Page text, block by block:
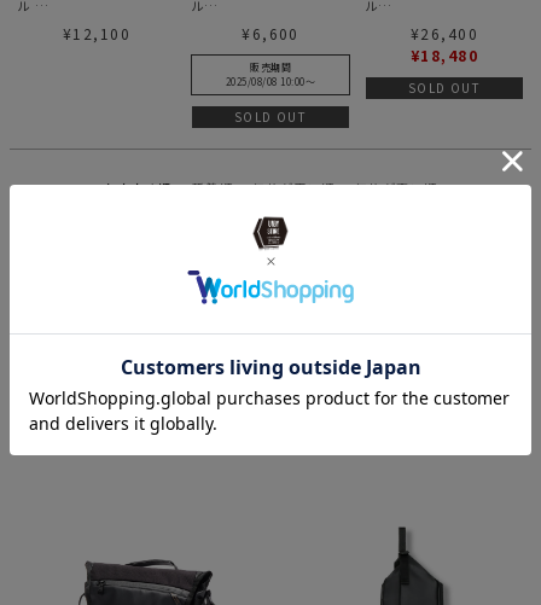
ル
Leather 財布
¥12,100
ル
¥ 6,600
販売期間
2025/08/08 10:00〜
SOLD OUT
ル
¥26,400
¥18,480
SOLD OUT
おすすめ順 新着順 価格が安い順 価格が高い順
1-21
RECOMMEND
あなたにオススメ